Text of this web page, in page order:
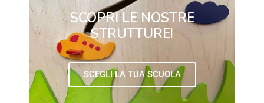
SCOPRI LE NOSTRE
STRUTTURE!
SCEGLI LA TUA SCUOLA